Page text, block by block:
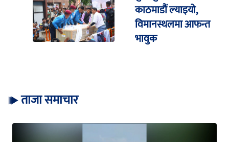
काठमाडौं ल्याइयो,
विमानस्थलमा आफन्त
भावुक
ताजा समाचार